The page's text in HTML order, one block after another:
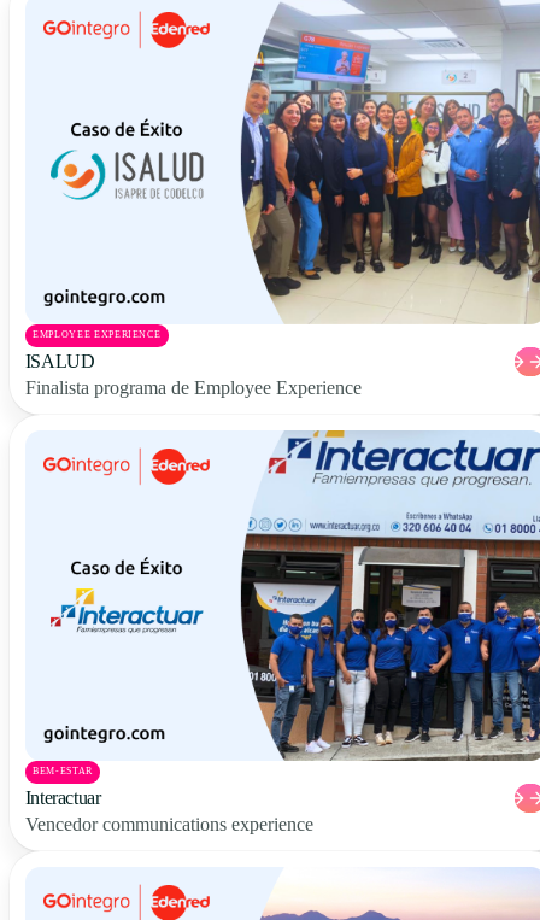
EMPLOYEE EXPERIENCE
ISALUD
Finalista programa de Employee Experience
BEM-ESTAR
Interactuar
Vencedor communications experience